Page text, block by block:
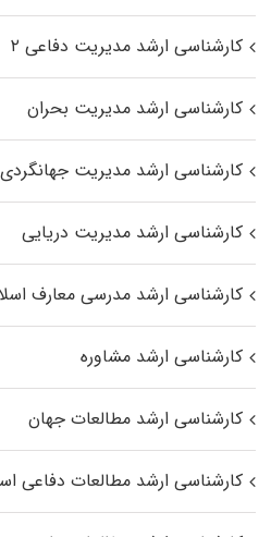
کارشناسی ارشد مدیریت دفاعی ۲
کارشناسی ارشد مدیریت بحران
کارشناسی ارشد مدیریت جهانگردی
کارشناسی ارشد مدیریت دریایی
کارشناسی ارشد مدرسی معارف
کارشناسی ارشد مشاوره
کارشناسی ارشد مطالعات جهان
کارشناسی ارشد مطالعات دفاعی